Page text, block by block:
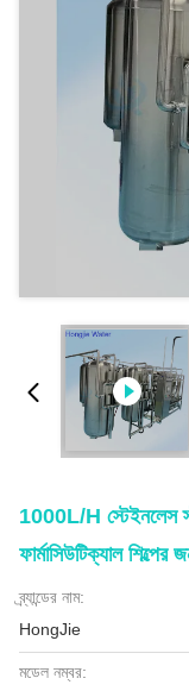
1000L/H স্টেইনলেস
ফার্মাসিউটিক্যাল শিল্পের
ব্র্যান্ডের নাম:
HongJie
মডেল নম্বর: